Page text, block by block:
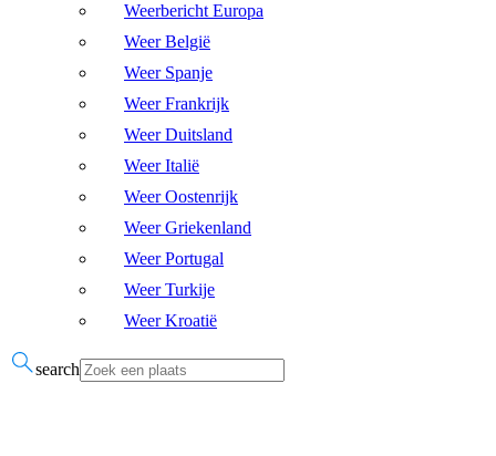
Weerbericht Europa
Weer België
Weer Spanje
Weer Frankrijk
Weer Duitsland
Weer Italië
Weer Oostenrijk
Weer Griekenland
Weer Portugal
Weer Turkije
Weer Kroatië
search